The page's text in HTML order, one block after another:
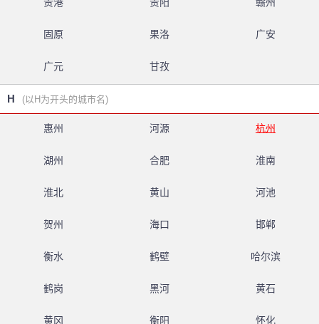
固原 果洛 广安
广元 甘孜
H (以H为开头的城市名)
惠州 河源 杭州
湖州 合肥 淮南
淮北 黄山 河池
贺州 海口 邯郸
衡水 鹤壁 哈尔滨
鹤岗 黑河 黄石
黄冈 衡阳 怀化